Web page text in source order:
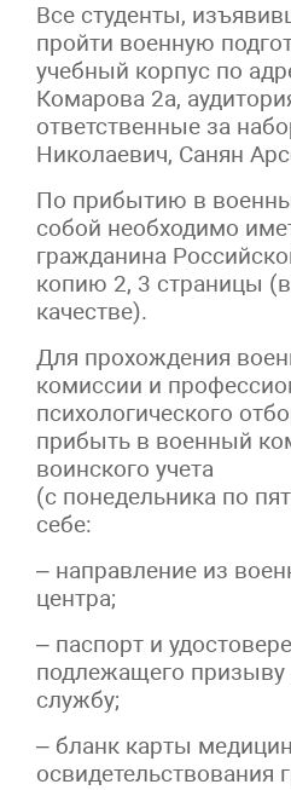
Все студенты,
пройти военную
учебный корпус по
Комарова 2а,
ответственные за
Николаевич, Санян
По прибытию в
собой необходимо
гражданина
копию 2, 3 страницы
качестве).
Для прохождения
комиссии и
психологического
прибыть в военный
воинского учета
(с понедельника по
себе:
– направление из
центра;
– паспорт и
подлежащего
службу;
– бланк карты
освидетельствования